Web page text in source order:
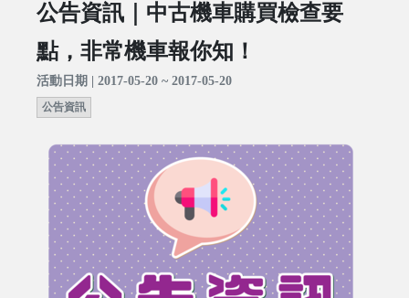
公告資訊｜中古機車購買檢查要
點，非常機車報你知！
活動日期 | 2017-05-20 ~ 2017-05-20
公告資訊